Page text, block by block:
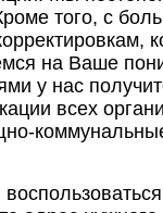
того, с
на Ваше
у нас
всех